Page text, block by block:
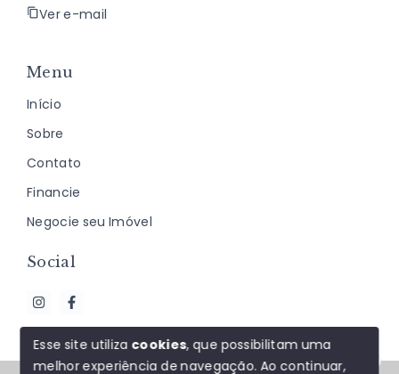
Ver e-mail
Menu
Início
Sobre
Contato
Financie
Negocie seu Imóvel
Social
Esse site utiliza cookies, que possibilitam uma
melhor experiência de navegação.Ao continuar,